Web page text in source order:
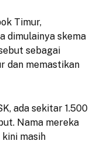
Timur,
dimulainya skema
sebagai
dan memastikan
ada sekitar 1.500
Nama mereka
masih